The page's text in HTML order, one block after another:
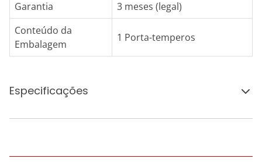
Garantia
3 meses (legal)
Conteúdo da
Embalagem
1 Porta-temperos
Especificações